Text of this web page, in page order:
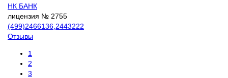
НК БАНК
лицензия № 2755
(499)2466136,2443222
Отзывы
1
2
3